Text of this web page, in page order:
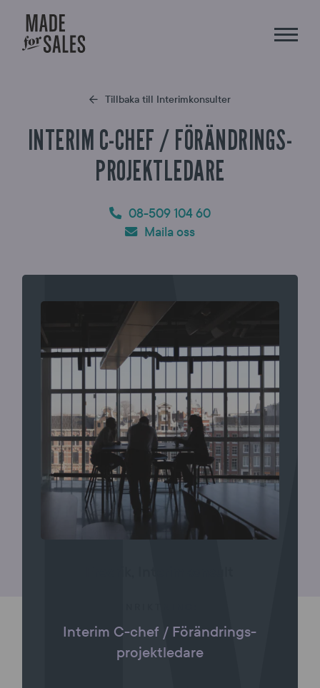
Tillbaka till Interimkonsulter
INTERIM C-CHEF / FÖRÄNDRINGS-
PROJEKTLEDARE
08-509 104 60
Maila oss
Interim C-chef / Förändrings-
projektledare